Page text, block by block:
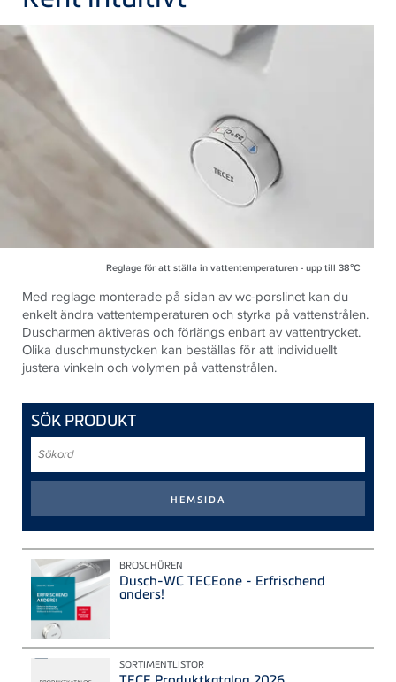
Reglage för att ställa in vattentemperaturen - upp till 38°C
Med reglage monterade på sidan av wc-porslinet kan du
enkelt ändra vattentemperaturen och styrka på vattenstrålen.
Duscharmen aktiveras och förlängs enbart av vattentrycket.
Olika duschmunstycken kan beställas för att individuellt
justera vinkeln och volymen på vattenstrålen.
SÖK PRODUKT
BROSCHÜREN
Dusch-WC TECEone - Erfrischend
anders!
SORTIMENTLISTOR